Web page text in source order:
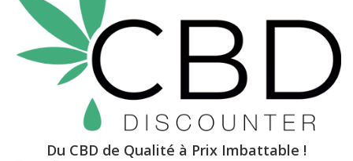
Du CBD de Qualité à Prix Imbattable !